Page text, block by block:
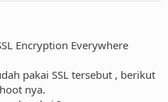
Encryption Everywhere
pakai SSL tersebut , berikut
nya.